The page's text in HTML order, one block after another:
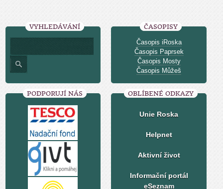
VYHLEDÁVÁNÍ ČASOPISY
Časopis iRoska
Časopis Paprsek
Časopis Mosty
Časopis Můžeš
PODPORUJÍ NÁS OBLÍBENÉ ODKAZY
Unie Roska
Helpnet
Aktivní život
Informační portál
eSeznam